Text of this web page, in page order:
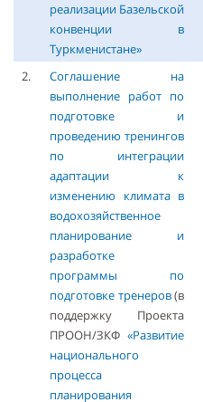
реализации Базельской
конвенции в
Туркменистане»
2.
Соглашение на
выполнение работ по
подготовке и
проведению тренингов
по интеграции
адаптации к
изменению климата в
водохозяйственное
планирование и
разработке
программы по
подготовке тренеров(в
поддержку Проекта
ПРООН/ЗКФ«Развитие
национального
процесса
планирования